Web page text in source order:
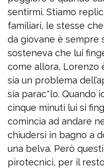
sentirmi. Stiamo
familiari, le stesse
da giovane è sempre
sosteneva che lui
come allora, Lorenzo
sia un problema
sia parac*lo. Quando
cinque minuti lui si
comincia ad andare
chiudersi in bagno a
una belva. Però
pirotecnici, per il